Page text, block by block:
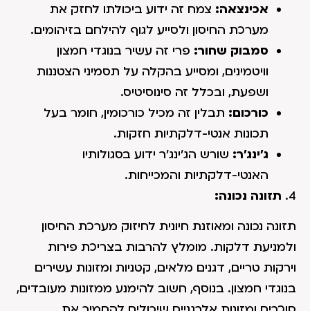
אכינצאה: צמח זה ידוע ביכולתו לחזק את
מערכת החיסון ולסייע לגוף להילחם בזיהומים.
סמבוק שחור: פרי זה עשיר בנוגדי חמצון
וויטמינים, ומסייע בהקלה על תסמיני הצטננות
ושפעת, ובכלל זה סינוסיטיס.
כורכום: תבלין זה מכיל כורכומין, חומר בעל
תכונות אנטי-דלקתיות חזקות.
ג'ינג'ר: שורש הג'ינג'ר ידוע בסגולותיו
האנטי-דלקתיות והמכייחות.
4. תזונה נכונה:
תזונה נכונה ומאוזנת חיונית לחיזוק מערכת החיסון
ולמניעת דלקות. מומלץ להרבות בצריכת פירות
וירקות טריים, דגנים מלאים, קטניות ומזונות עשירים
בנוגדי חמצון. בנוסף, חשוב להימנע ממזונות מעובדים,